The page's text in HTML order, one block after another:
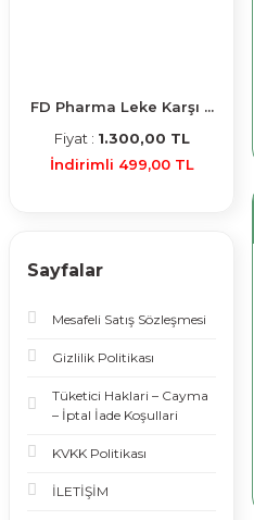
FD Pharma Leke Karşı ...
Fiyat : 1.300,00 TL
İndirimli 499,00 TL
Sayfalar
Mesafeli Satış Sözleşmesi
Gizlilik Politikası
Tüketici Haklari – Cayma
– İptal İade Koşullari
KVKK Politikası
İLETİŞİM